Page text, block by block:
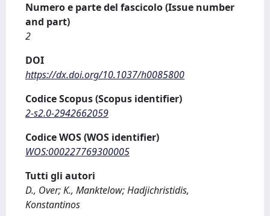
Numero e parte del fascicolo (Issue number
and part)
2
DOI
https://dx.doi.org/10.1037/h0085800
Codice Scopus (Scopus identifier)
2-s2.0-2942662059
Codice WOS (WOS identifier)
WOS:000227769300005
Tutti gli autori
D., Over; K., Manktelow; Hadjichristidis,
Konstantinos